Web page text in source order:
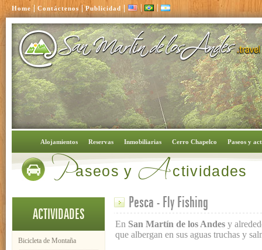
Home | Contáctenos|Publicidad|
Alojamientos Reservas Inmobiliarias Cerro Chapelco Paseos y
Paseos y Actividades
ACTIVIDADES
Bicicleta de Montaña
Pesca - Fly Fishing
En San Martín de los Andes y
que albergan en sus aguas truchas y